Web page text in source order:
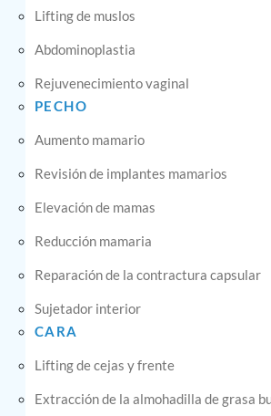
Lifting de muslos
Abdominoplastia
Rejuvenecimiento vaginal
PECHO
Aumento mamario
Revisión de implantes mamarios
Elevación de mamas
Reducción mamaria
Reparación de la contractura capsular
Sujetador interior
CARA
Lifting de cejas y frente
Extracción de la almohadilla de grasa